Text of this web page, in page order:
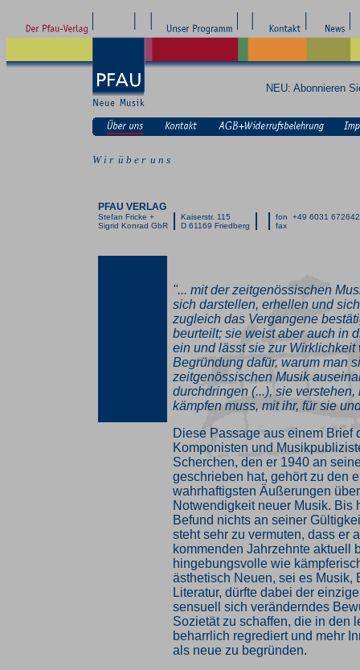
NEU: Abonnieren
W i r ü b e r u n s
PFAU VERLAG
Stefan Fricke +
Sigrid Konrad GbR
Kaiserstr. 115
D 61169 Friedberg
fon +49 6031
fax
"... mit der zeitgenössischen
sich darstellen, erhellen und
zugleich das Vergangene
beurteilt; sie weist aber auch in
ein und lässt sie zur Wirklichkeit
Begründung dafür, warum man
zeitgenössischen Musik
durchdringen (...), sie
kämpfen muss, mit ihr, für sie
Diese Passage aus einem Brief
Komponisten und
Scherchen, den er 1940 an
geschrieben hat, gehört zu den
wahrhaftigsten Äußerungen
Notwendigkeit neuer Musik. Bis
Befund nichts an seiner
steht sehr zu vermuten, dass er
kommenden Jahrzehnte aktuell
hingebungsvolle wie
ästhetisch Neuen, sei es Musik,
Literatur, dürfte dabei der
sensuell sich veränderndes
Sozietät zu schaffen, die in den
beharrlich regrediert und mehr
als neue zu begründen.